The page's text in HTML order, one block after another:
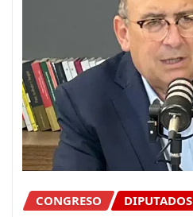
CONGRESO DIPUTADOS